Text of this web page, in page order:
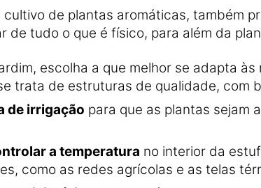
de plantas aromáticas, também
de tudo o que é físico, para além da
escolha a que melhor se adapta
trata de estruturas de qualidade, com
de irrigação para que as plantas sejam
a temperatura no interior da
como as redes agrícolas e as telas